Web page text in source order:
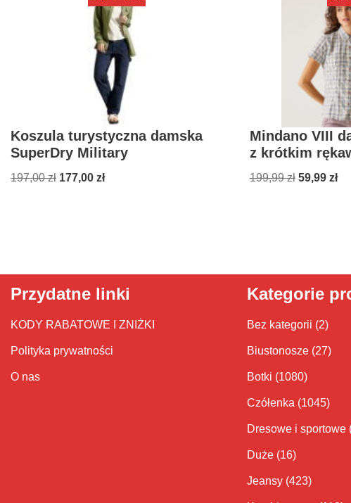
Koszula turystyczna damska
SuperDry Military
197,00zł 177,00 zł
Mindano VIII
z krótkim
199,99zł 59,99 zł
Przydatne linki
KODY RABATOWE I ZNIŻKI
Polityka prywatności
O nas
Kategorie
Bez kategorii (2)
Biustonosze (27)
Botki (1080)
Czółenka (1045)
Dresowe i sportowe
Duże (16)
Jeansy (423)